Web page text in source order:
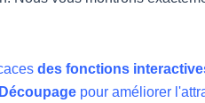
des fonctions
Découpage pour améliorer